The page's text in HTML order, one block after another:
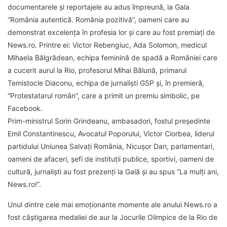
documentarele şi reportajele au adus împreună, la Gala
“România autentică. România pozitivă”, oameni care au
demonstrat excelenţa în profesia lor şi care au fost premiaţi de
News.ro. Printre ei: Victor Rebengiuc, Ada Solomon, medicul
Mihaela Bălgrădean, echipa feminină de spadă a României care
a cucerit aurul la Rio, profesorul Mihai Bălună, primarul
Temistocle Diaconu, echipa de jurnalişti GSP şi, în premieră,
“Protestatarul român”, care a primit un premiu simbolic, pe
Facebook.
Prim-ministrul Sorin Grindeanu, ambasadori, fostul preşedinte
Emil Constantinescu, Avocatul Poporului, Victor Ciorbea, liderul
partidului Uniunea Salvaţi România, Nicuşor Dan, parlamentari,
oameni de afaceri, şefi de instituţii publice, sportivi, oameni de
cultură, jurnalişti au fost prezenţi la Gală şi au spus “La mulţi ani,
News.ro!”.
Unul dintre cele mai emoţionante momente ale anului News.ro a
fost câştigarea medaliei de aur la Jocurile Olimpice de la Rio de